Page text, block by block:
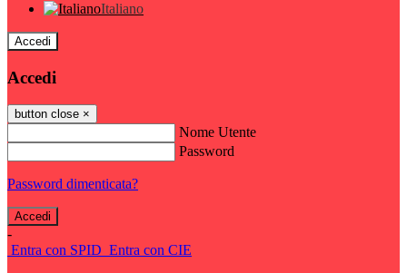
Italiano
Accedi
Accedi
button close ×
Nome Utente
Password
Password dimenticata?
-
Entra con SPID Entra con CIE